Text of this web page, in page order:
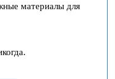
материалы для